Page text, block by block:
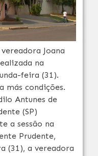
Joana
na
feira (31).
más condições.
Antunes de
(SP)
a sessão na
Prudente,
(31), a vereadora